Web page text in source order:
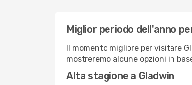
Miglior periodo dell'anno
Il momento migliore per visitare
mostreremo alcune opzioni in
Alta stagione a Gladwin